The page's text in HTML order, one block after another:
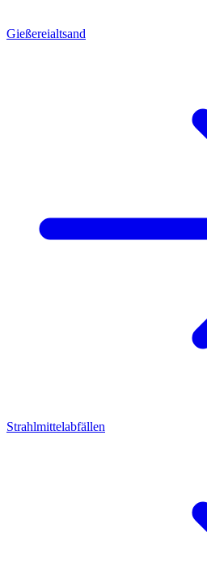
Gießereialtsand
Strahlmittelabfällen